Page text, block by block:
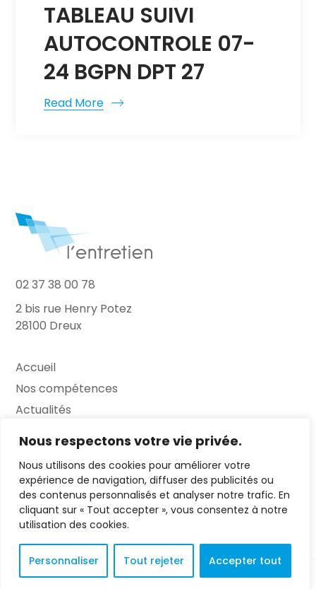
Nous respectons votre vie privée.
Nous utilisons des cookies pour améliorer votre
expérience de navigation, diffuser des publicités ou
des contenus personnalisés et analyser notre trafic. En
cliquant sur « Tout accepter », vous consentez à notre
utilisation des cookies.
Personnaliser Tout rejeter Accepter tout
TABLEAU SUIVI
AUTOCONTROLE 07-
24 BGPN DPT 27
Read More
02 37 38 00 78
2 bis rue Henry Potez
28100 Dreux
Accueil
Nos compétences
Actualités
Contact
FAQ
Mentions légales
© 2023 L'Entretien